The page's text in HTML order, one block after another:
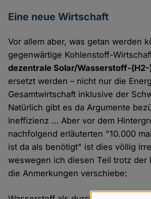
Eine neue Wirtschaft
Vor allem aber, was getan werden
gegenwärtige Kohlenstoff-
dezentrale Solar/Wasserstoff-
ersetzt werden – nicht nur die
Gesamtwirtschaft inklusive der
Natürlich gibt es da Argumente
Ineffizienz … Aber vor dem
nachfolgend erläuterten "10.000
ist da als benötigt" ist dies völlig
weswegen ich diesen Teil trotz der
die Anmerkungen verschiebe: